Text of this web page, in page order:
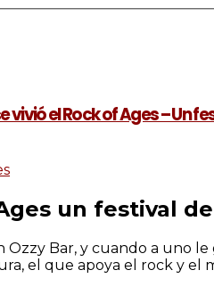
vivió el Rock of Ages – Un
un festival
Bar, y cuando a uno
el que apoya el rock y el